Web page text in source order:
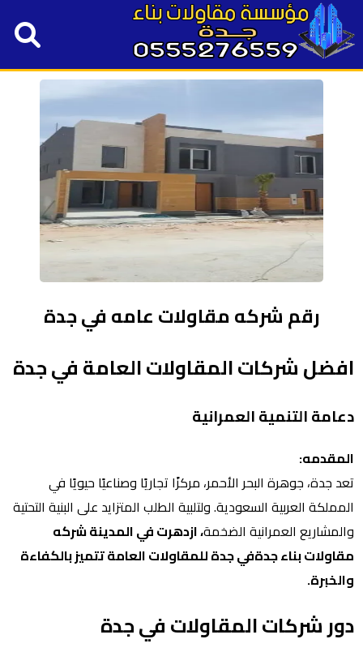
رقم شركه مقاولات عامه في جدة
افضل شركات المقاولات العامة في جدة
دعامة التنمية العمرانية
المقدمه:
تعد جدة، جوهرة البحر الأحمر، مركزًا تجاريًا وصناعيًا حيويًا في
المملكة العربية السعودية. ولتلبية الطلب المتزايد على البنية التحتية
والمشاريع العمرانية الضخمة، ازدهرت في المدينة شركه
مقاولات بناء جدةفي جدة للمقاولات العامة تتميز بالكفاءة
والخبرة.
دور شركات المقاولات في جدة